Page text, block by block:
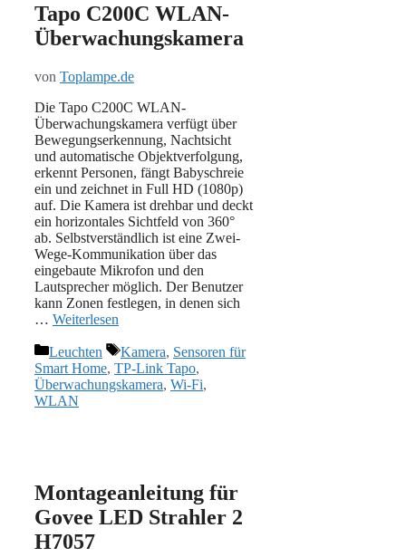
Tapo C200C WLAN-
Überwachungskamera
von Toplampe.de
Die Tapo C200C WLAN-
Überwachungskamera verfügt über
Bewegungserkennung, Nachtsicht
und automatische Objektverfolgung,
erkennt Personen, fängt Babyschreie
ein und zeichnet in Full HD (1080p)
auf. Die Kamera ist drehbar und deckt
ein horizontales Sichtfeld von 360°
ab. Selbstverständlich ist eine Zwei-
Wege-Kommunikation über das
eingebaute Mikrofon und den
Lautsprecher möglich. Der Benutzer
kann Zonen festlegen, in denen sich
… Weiterlesen
Kategorien
Leuchten Schlagwörter
Kamera, Sensoren für
Smart Home, TP-Link Tapo,
Überwachungskamera, Wi-Fi,
WLAN
Montageanleitung für
Govee LED Strahler 2
H7057